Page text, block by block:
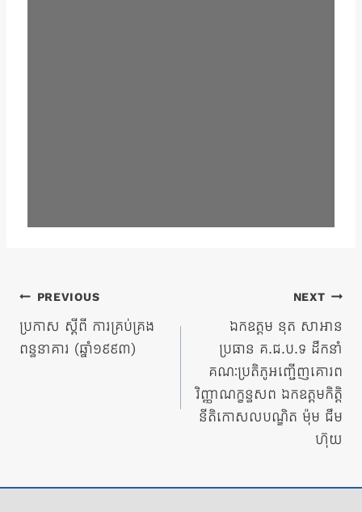
ការ​
នាំទិស​
ប្រកាស
PREVIOUS
ប្រកាស ស្តីពី ការគ្រប់គ្រង
ពន្ធនាគារ (ឆ្នាំ១៩៩៣)
NEXT
ឯកឧត្តម នុត សាអាន
ប្រធាន គ.ជ.ប.ទ ដឹកនាំ
គណៈប្រតិភូអញ្ជើញគោរព
វិញ្ញាណក្ខន្ធសព ឯកឧត្តមកិត្តិ
នីតិកោសលបណ្ឌិត ម៉ុម ជឹម
ហ៊ុយ